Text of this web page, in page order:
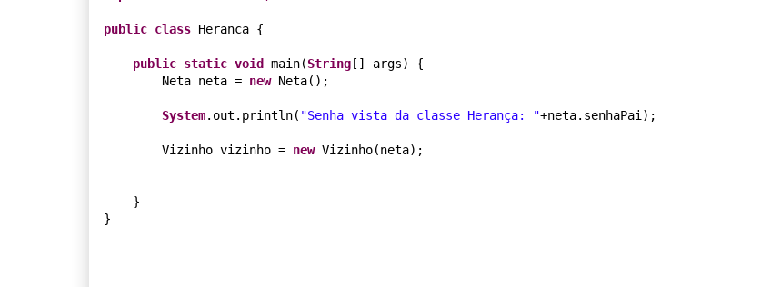
public class Heranca {
public static void main(String[] args) {
        Neta neta =
new Neta();
System.out.println( "Senha vista da classe Herança: "+neta.senhaPai);
        Vizinho vizinho =
new Vizinho(neta);
    }